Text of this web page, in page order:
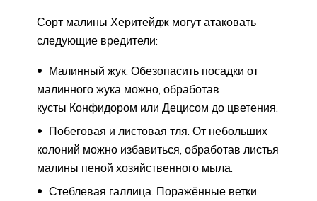
Сорт малины Херитейдж могут атаковать
следующие вредители:
Малинный жук. Обезопасить посадки от
малинного жука можно, обработав
кусты Конфидором или Децисом до цветения.
Побеговая и листовая тля. От небольших
колоний можно избавиться, обработав листья
малины пеной хозяйственного мыла.
Стеблевая галлица. Поражённые ветки